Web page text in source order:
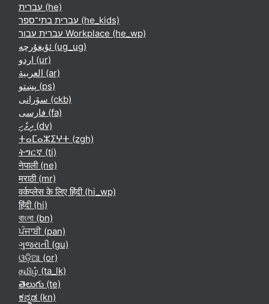
עברית ‎(he)‎
עברית בתי־ספר ‎(he_kids)‎
עברית עבור Workplace ‎(he_wp)‎
ئۇيغۇرچە ‎(ug_ug)‎
اردو ‎(ur)‎
العربية ‎(ar)‎
پښتو ‎(ps)‎
سۆرانی ‎(ckb)‎
فارسی ‎(fa)‎
ދިވެހި ‎(dv)‎
ⵜⴰⵎⴰⵣⵉⵖⵜ ‎(zgh)‎
ትግርኛ ‎(ti)‎
नेपाली ‎(ne)‎
मराठी ‎(mr)‎
वर्कप्लेस के लिए हिंदी ‎(hi_wp)‎
हिंदी ‎(hi)‎
বাংলা ‎(bn)‎
ਪੰਜਾਬੀ ‎(pan)‎
ગુજરાતી ‎(gu)‎
ଓଡ଼ିଆ ‎(or)‎
தமிழ் ‎(ta_lk)‎
తెలుగు ‎(te)‎
ಕನ್ನಡ ‎(kn)‎